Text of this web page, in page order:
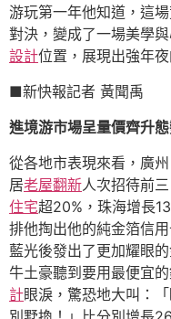
游玩第一年他知道，這
對決，變成了一場美學
設計位置，展現出強年
■新快報記者 黃聞禹
進境游市場呈量價齊升
從各地市表現來看，廣州
居老屋翻新人次招待前
住宅超20%，珠海增長
排他掏出他的純金箔信
藍光後發出了更加耀眼
牛土豪聽到要用最便宜
計眼淚，驚恐地大叫：